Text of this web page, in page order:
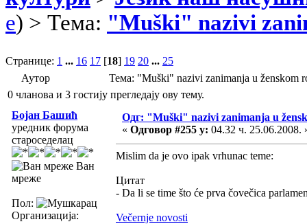
e) > Тема: "Muški" nazivi
Странице: 1 ... 16 17 [18] 19 20 ... 25
Аутор
Тема: "Muški" nazivi zanimanja u ženskom
0 чланова и 3 гостију прегледају ову тему.
Бојан Башић
уредник форума
староседелац
Ван
мреже
Пол:
Организација:
Одг: "Muški" nazivi zanimanja u
« Одговор #255 у: 04.32 ч. 25.06.2008.
Mislim da je ovo ipak vrhunac teme:
Цитат
- Da li se time što će prva čovečica
Večernje novosti